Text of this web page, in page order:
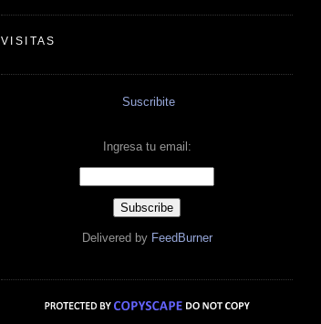
VISITAS
Suscribite
Ingresa tu email:
Delivered by FeedBurner